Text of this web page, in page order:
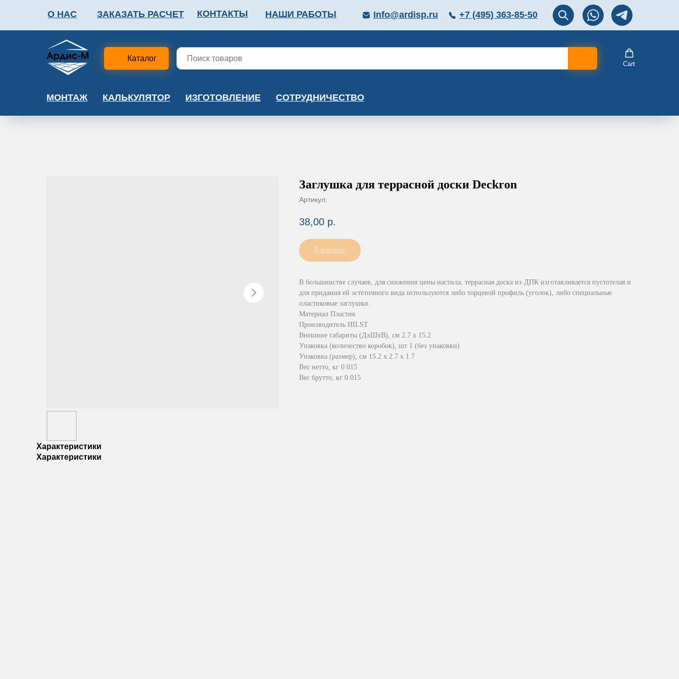
Перезвоните мне!
О НАС ЗАКАЗАТЬ РАСЧЕТ КОНТАКТЫ НАШИ РАБОТЫ +7 (495) 363-85-50
Info@ardisp.ru
ФАЛЬШПОЛ
Каталог
Cart
МОНТАЖ КАЛЬКУЛЯТОР ИЗГОТОВЛЕНИЕ СОТРУДНИЧЕСТВО
Заглушка для террасной доски Deckron
Артикул:
38,00 р.
В корзину
В большинстве случаев, для снижения цены настила, террасная доска из ДПК изготавливается пустотелая и
для придания ей эстетичного вида используются либо торцевой профиль (уголок), либо специальные
пластиковые заглушки.
Материал Пластик
Производитель HILST
Внешние габариты (ДхШхВ), см 2.7 x 15.2
Упаковка (количество коробок), шт 1 (без упаковки)
Упаковка (размер), см 15.2 х 2.7 х 1.7
Вес нетто, кг 0.015
Вес брутто, кг 0.015
Характеристики
Характеристики